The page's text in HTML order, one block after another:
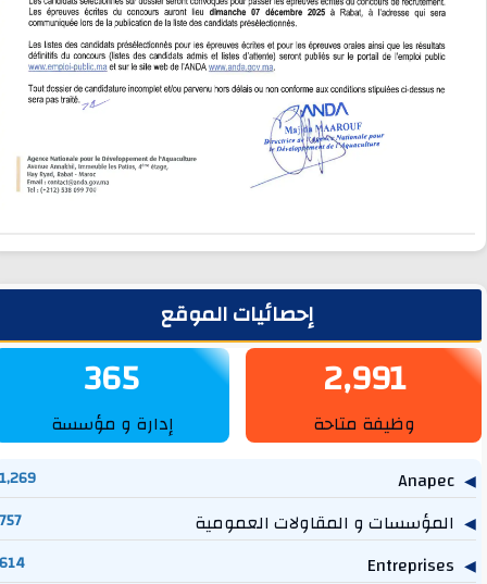
إحصائيات الموقع
2,991
وظيفة متاحة
365
إدارة و مؤسسة
Anapec
1,269
المؤسسات و المقاولات العمومية 757
Entreprises
614